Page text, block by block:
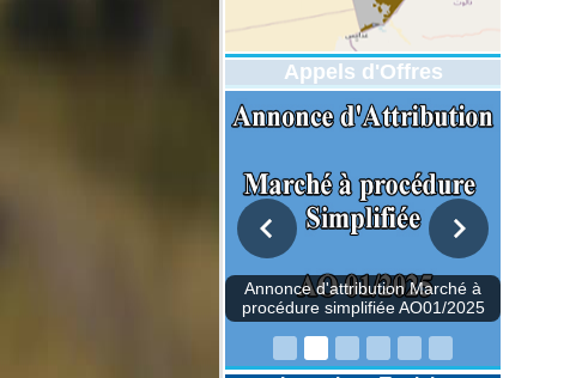
Appels d'Offres
Annonce d'attribution Marché à
procédure simplifiée AO01/2025